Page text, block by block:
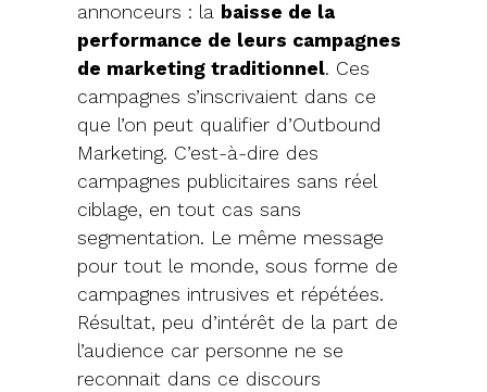
annonceurs : la baisse de la
performance de leurs campagnes
de marketing traditionnel. Ces
campagnes s’inscrivaient dans ce
que l’on peut qualifier d’Outbound
Marketing. C’est-à-dire des
campagnes publicitaires sans réel
ciblage, en tout cas sans
segmentation. Le même message
pour tout le monde, sous forme de
campagnes intrusives et répétées.
Résultat, peu d’intérêt de la part de
l’audience car personne ne se
reconnait dans ce discours